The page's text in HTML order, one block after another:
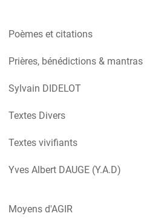
Poèmes et citations
Prières, bénédictions & mantras
Sylvain DIDELOT
Textes Divers
Textes vivifiants
Yves Albert DAUGE (Y.A.D)
Moyens d'AGIR